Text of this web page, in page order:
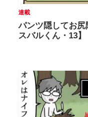
連載
パンツ隠してお
スバルくん・13】